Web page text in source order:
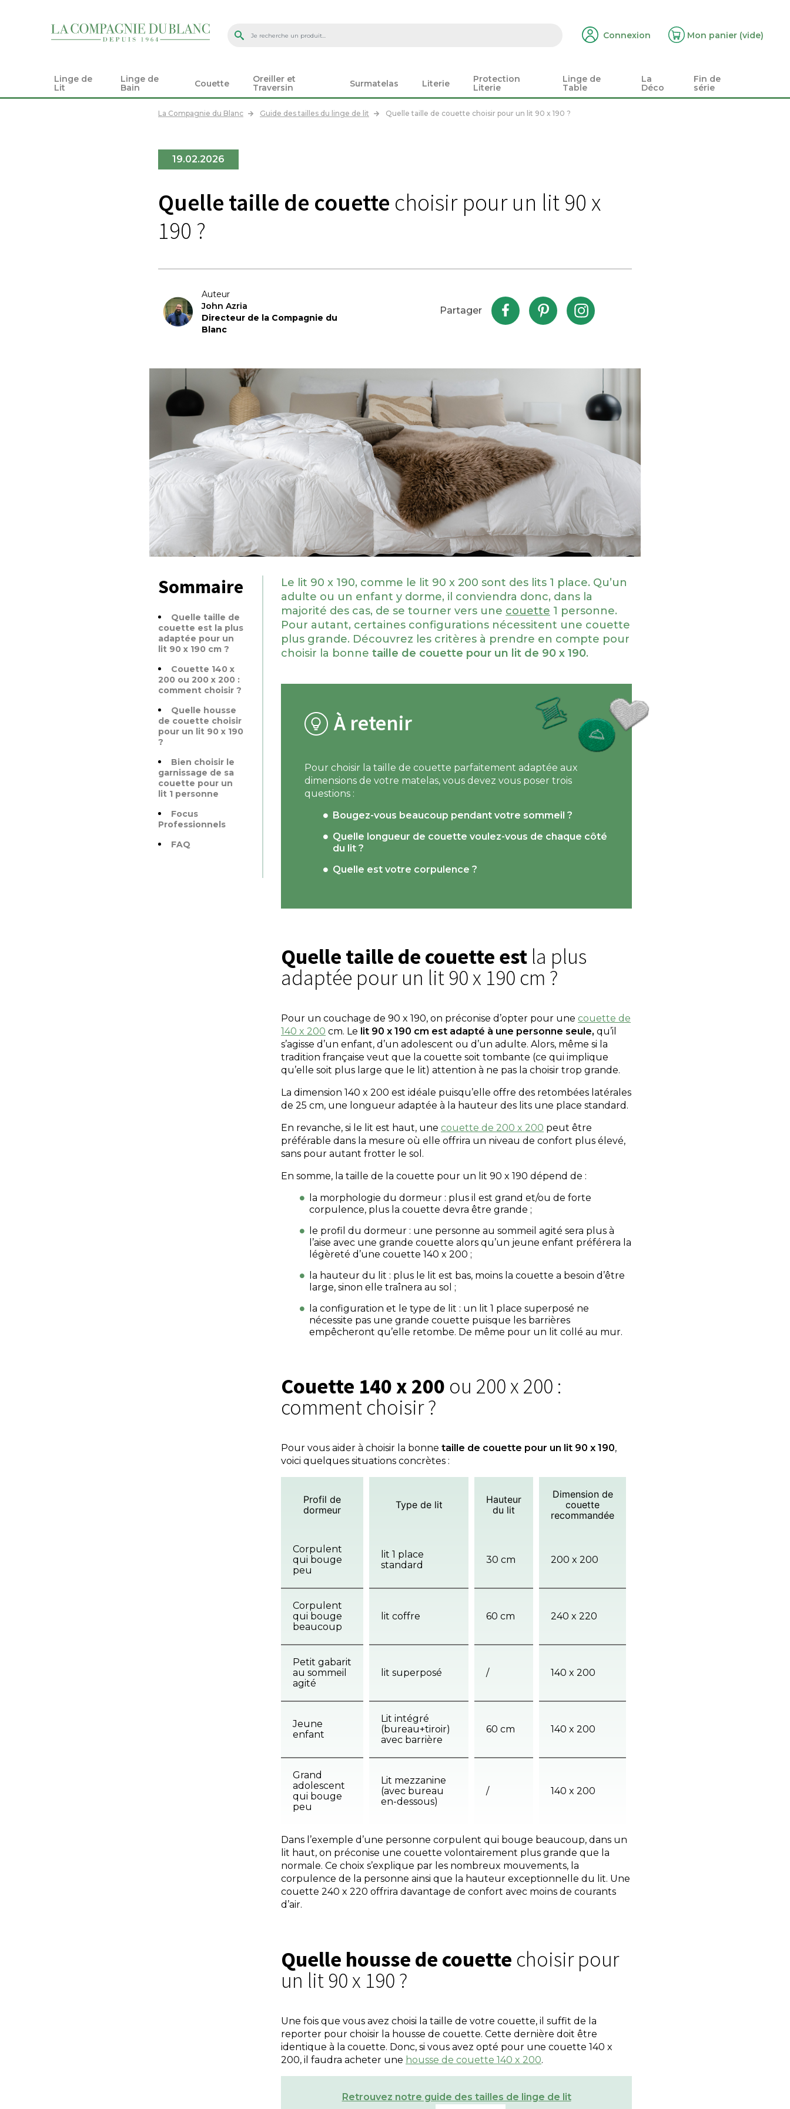
Connexion Mon panier (vide)
Linge de
Lit
Linge de
Bain
Couette
Oreiller et
Traversin
Surmatelas Literie
Protection
Literie
Linge de
Table
La
Déco
Fin de
série
La Compagnie du Blanc Guide des tailles du linge de lit Quelle taille de couette choisir pour un lit 90 x 190 ?
19.02.2026
Quelle taille de couette choisir pour un lit 90 x
190 ?
Auteur
John Azria
Directeur de la Compagnie du
Blanc
Partager
Sommaire
Quelle taille de
couette est la plus
adaptée pour un
lit 90 x 190 cm ?
Couette 140 x
200 ou 200 x 200 :
comment choisir ?
Quelle housse
de couette choisir
pour un lit 90 x 190
?
Bien choisir le
garnissage de sa
couette pour un
lit 1 personne
Focus
Professionnels
FAQ
Le lit 90 x 190, comme le lit 90 x 200 sont des lits 1 place. Qu’un
adulte ou un enfant y dorme, il conviendra donc, dans la
majorité des cas, de se tourner vers une couette 1 personne.
Pour autant, certaines configurations nécessitent une couette
plus grande. Découvrez les critères à prendre en compte pour
choisir la bonne taille de couette pour un lit de 90 x 190.
À retenir
Pour choisir la taille de couette parfaitement adaptée aux
dimensions de votre matelas, vous devez vous poser trois
questions :
Bougez-vous beaucoup pendant votre sommeil ?
Quelle longueur de couette voulez-vous de chaque côté
du lit ?
Quelle est votre corpulence ?
Quelle taille de couette est la plus
adaptée pour un lit 90 x 190 cm ?
Pour un couchage de 90 x 190, on préconise d’opter pour une couette de
140 x 200 cm. Le lit 90 x 190 cm est adapté à une personne seule, qu’il
s’agisse d’un enfant, d’un adolescent ou d’un adulte. Alors, même si la
tradition française veut que la couette soit tombante (ce qui implique
qu’elle soit plus large que le lit) attention à ne pas la choisir trop grande.
La dimension 140 x 200 est idéale puisqu’elle offre des retombées latérales
de 25 cm, une longueur adaptée à la hauteur des lits une place standard.
En revanche, si le lit est haut, une couette de 200 x 200 peut être
préférable dans la mesure où elle offrira un niveau de confort plus élevé,
sans pour autant frotter le sol.
En somme, la taille de la couette pour un lit 90 x 190 dépend de :
la morphologie du dormeur : plus il est grand et/ou de forte
corpulence, plus la couette devra être grande ;
le profil du dormeur : une personne au sommeil agité sera plus à
l’aise avec une grande couette alors qu’un jeune enfant préférera la
légèreté d’une couette 140 x 200 ;
la hauteur du lit : plus le lit est bas, moins la couette a besoin d’être
large, sinon elle traînera au sol ;
la configuration et le type de lit : un lit 1 place superposé ne
nécessite pas une grande couette puisque les barrières
empêcheront qu’elle retombe. De même pour un lit collé au mur.
Couette 140 x 200 ou 200 x 200 :
comment choisir ?
Pour vous aider à choisir la bonne taille de couette pour un lit 90 x 190,
voici quelques situations concrètes :
Profil de
dormeur
Type de lit
Hauteur
du lit
Dimension de
couette
recommandée
Corpulent
qui bouge
peu
lit 1 place
standard
30 cm 200 x 200
Corpulent
qui bouge
beaucoup
lit coffre 60 cm 240 x 220
Petit gabarit
au sommeil
agité
lit superposé / 140 x 200
Jeune
enfant
Lit intégré
(bureau+tiroir)
avec barrière
60 cm 140 x 200
Grand
adolescent
qui bouge
peu
Lit mezzanine
(avec bureau
en-dessous)
/ 140 x 200
Dans l’exemple d’une personne corpulent qui bouge beaucoup, dans un
lit haut, on préconise une couette volontairement plus grande que la
normale. Ce choix s’explique par les nombreux mouvements, la
corpulence de la personne ainsi que la hauteur exceptionnelle du lit. Une
couette 240 x 220 offrira davantage de confort avec moins de courants
d’air.
Quelle housse de couette choisir pour
un lit 90 x 190 ?
Une fois que vous avez choisi la taille de votre couette, il suffit de la
reporter pour choisir la housse de couette. Cette dernière doit être
identique à la couette. Donc, si vous avez opté pour une couette 140 x
200, il faudra acheter une housse de couette 140 x 200.
Retrouvez notre guide des tailles de linge de lit